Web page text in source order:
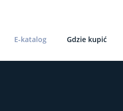
E-katalog Gdzie kupić